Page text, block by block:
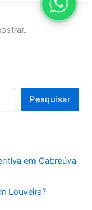
Pesquisar
em Cabreúva
Louveira?